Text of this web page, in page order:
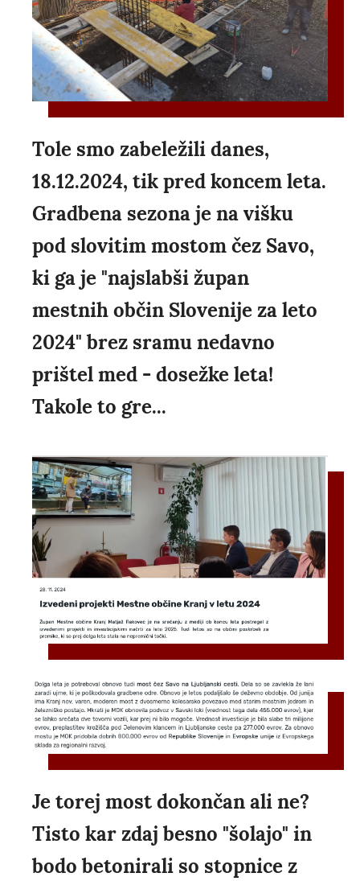
Tole smo zabeležili danes,
18.12.2024, tik pred koncem leta.
Gradbena sezona je na višku
pod slovitim mostom čez Savo,
ki ga je "najslabši župan
mestnih občin Slovenije za leto
2024" brez sramu nedavno
prištel med - dosežke leta!
Takole to gre...
Je torej most dokončan ali ne?
Tisto kar zdaj besno "šolajo" in
bodo betonirali so stopnice z